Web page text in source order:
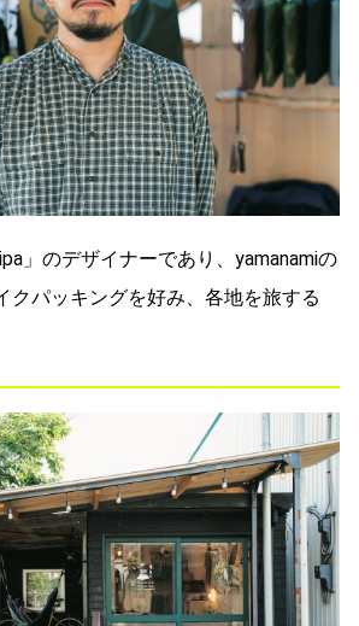
」のデザイナーであり、yamanamiの
クパッキングを好み、各地を旅する